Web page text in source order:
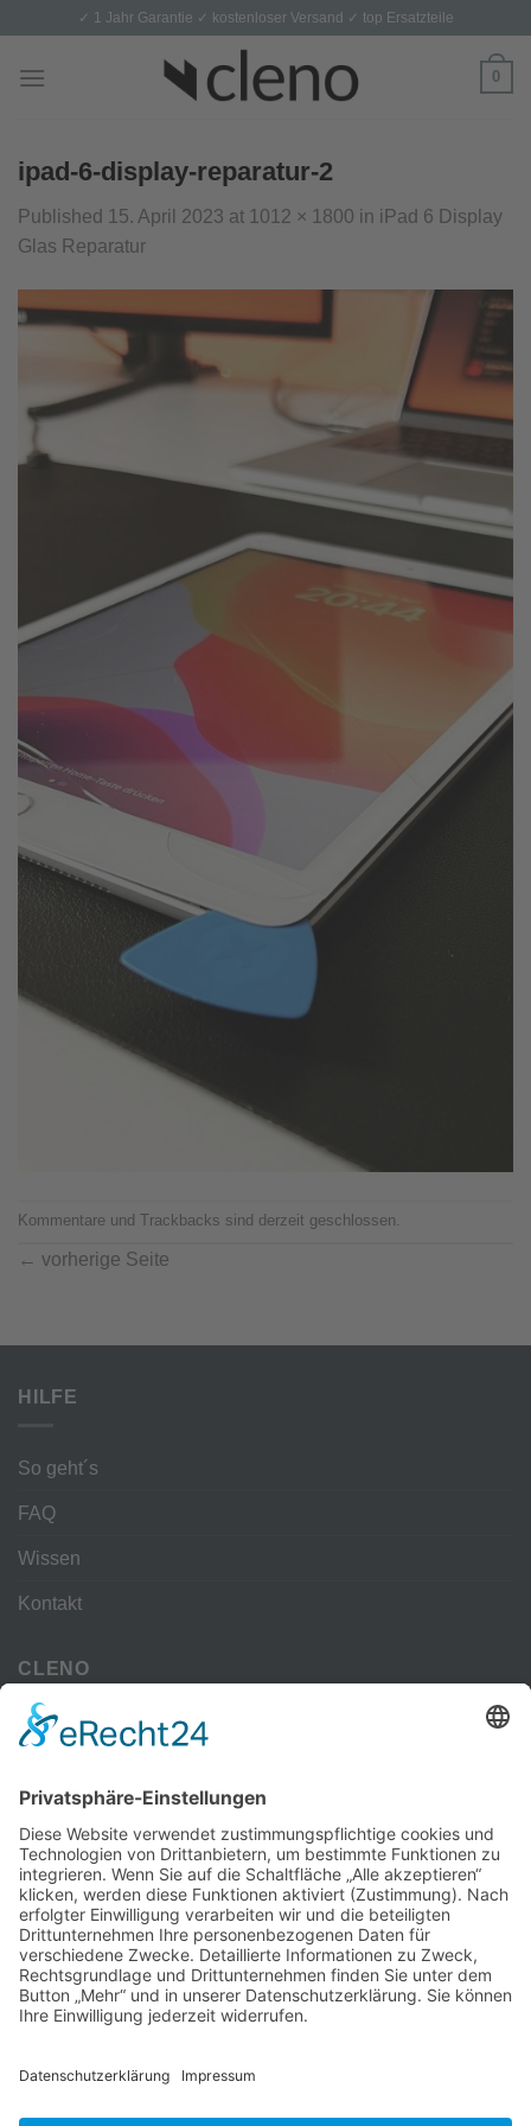
content
✓ 1 Jahr Garantie ✓ kostenloser Versand ✓ top Ersatzteile
0
ipad-6-display-reparatur-2
Published 15. April 2023 at 1012 × 1800 in iPad 6 Display
Glas Reparatur
Kommentare und Trackbacks sind derzeit geschlossen.
← vorherige Seite
HILFE
So geht´s
FAQ
Wissen
Kontakt
CLENO
Alle Vorteile
kostenloser Versand
Deine Zahlmöglichkeiten
MEHR
Alte iPhone Modelle
Vertrag Widerrufen